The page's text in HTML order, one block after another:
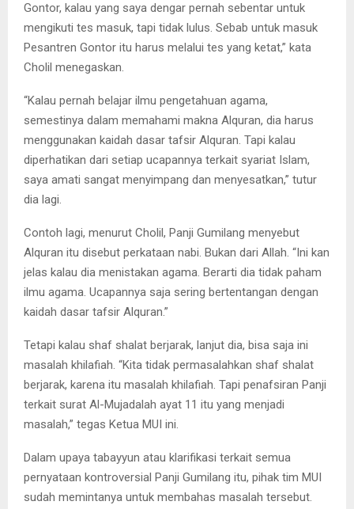
Gontor, kalau yang saya dengar pernah sebentar untuk
mengikuti tes masuk, tapi tidak lulus. Sebab untuk masuk
Pesantren Gontor itu harus melalui tes yang ketat,” kata
Cholil menegaskan.
“Kalau pernah belajar ilmu pengetahuan agama,
semestinya dalam memahami makna Alquran, dia harus
menggunakan kaidah dasar tafsir Alquran. Tapi kalau
diperhatikan dari setiap ucapannya terkait syariat Islam,
saya amati sangat menyimpang dan menyesatkan,” tutur
dia lagi.
Contoh lagi, menurut Cholil, Panji Gumilang menyebut
Alquran itu disebut perkataan nabi. Bukan dari Allah. “Ini kan
jelas kalau dia menistakan agama. Berarti dia tidak paham
ilmu agama. Ucapannya saja sering bertentangan dengan
kaidah dasar tafsir Alquran.”
Tetapi kalau shaf shalat berjarak, lanjut dia, bisa saja ini
masalah khilafiah. “Kita tidak permasalahkan shaf shalat
berjarak, karena itu masalah khilafiah. Tapi penafsiran Panji
terkait surat Al-Mujadalah ayat 11 itu yang menjadi
masalah,” tegas Ketua MUI ini.
Dalam upaya tabayyun atau klarifikasi terkait semua
pernyataan kontroversial Panji Gumilang itu, pihak tim MUI
sudah memintanya untuk membahas masalah tersebut.